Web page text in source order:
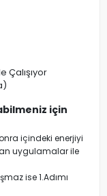
Çalışıyor
için
içindeki enerjiyi
uygulamalar ile
ise 1.Adımı